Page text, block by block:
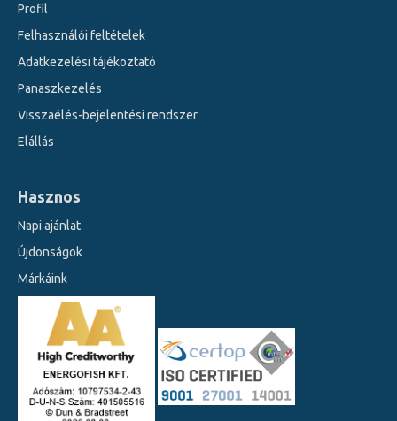
Profil
Felhasználói feltételek
Adatkezelési tájékoztató
Panaszkezelés
Visszaélés-bejelentési rendszer
Elállás
Hasznos
Napi ajánlat
Újdonságok
Márkáink